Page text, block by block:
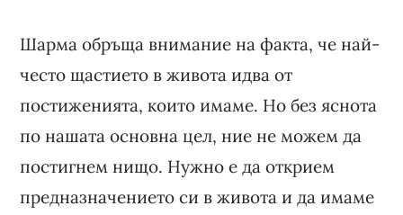
Шарма обръща внимание на факта, че най-
често щастието в живота идва от
постиженията, които имаме. Но без яснота
по нашата основна цел, ние не можем да
постигнем нищо. Нужно е да открием
предназначението си в живота и да имаме